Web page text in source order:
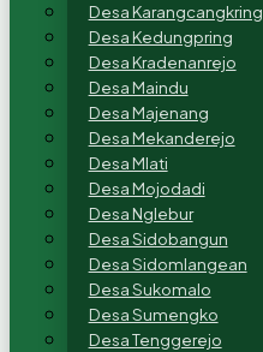
Desa Karangcangkring
Desa Kedungpring
Desa Kradenanrejo
Desa Maindu
Desa Majenang
Desa Mekanderejo
Desa Mlati
Desa Mojodadi
Desa Nglebur
Desa Sidobangun
Desa Sidomlangean
Desa Sukomalo
Desa Sumengko
Desa Tenggerejo